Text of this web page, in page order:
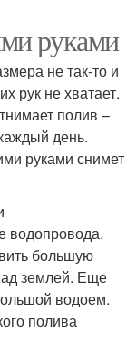
руками
не так-то и
рук не хватает.
полив –
день.
руками снимет
водопровода.
большую
землей. Еще
водоем.
полива